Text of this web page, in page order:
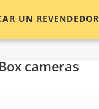
clara
Box cameras
UN REVENDEDOR